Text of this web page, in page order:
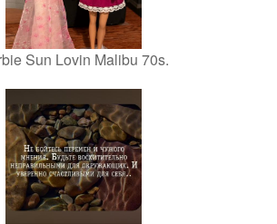
Sun Lovin Malibu 70s.